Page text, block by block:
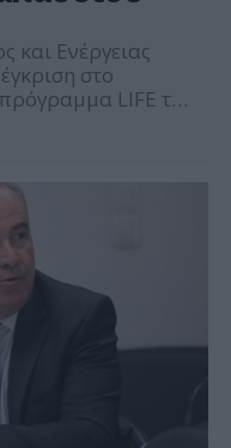
και Ενέργειας
στο
LIFE της
και
για την
Θαλάσσιου
ότι το πρόγραμμα